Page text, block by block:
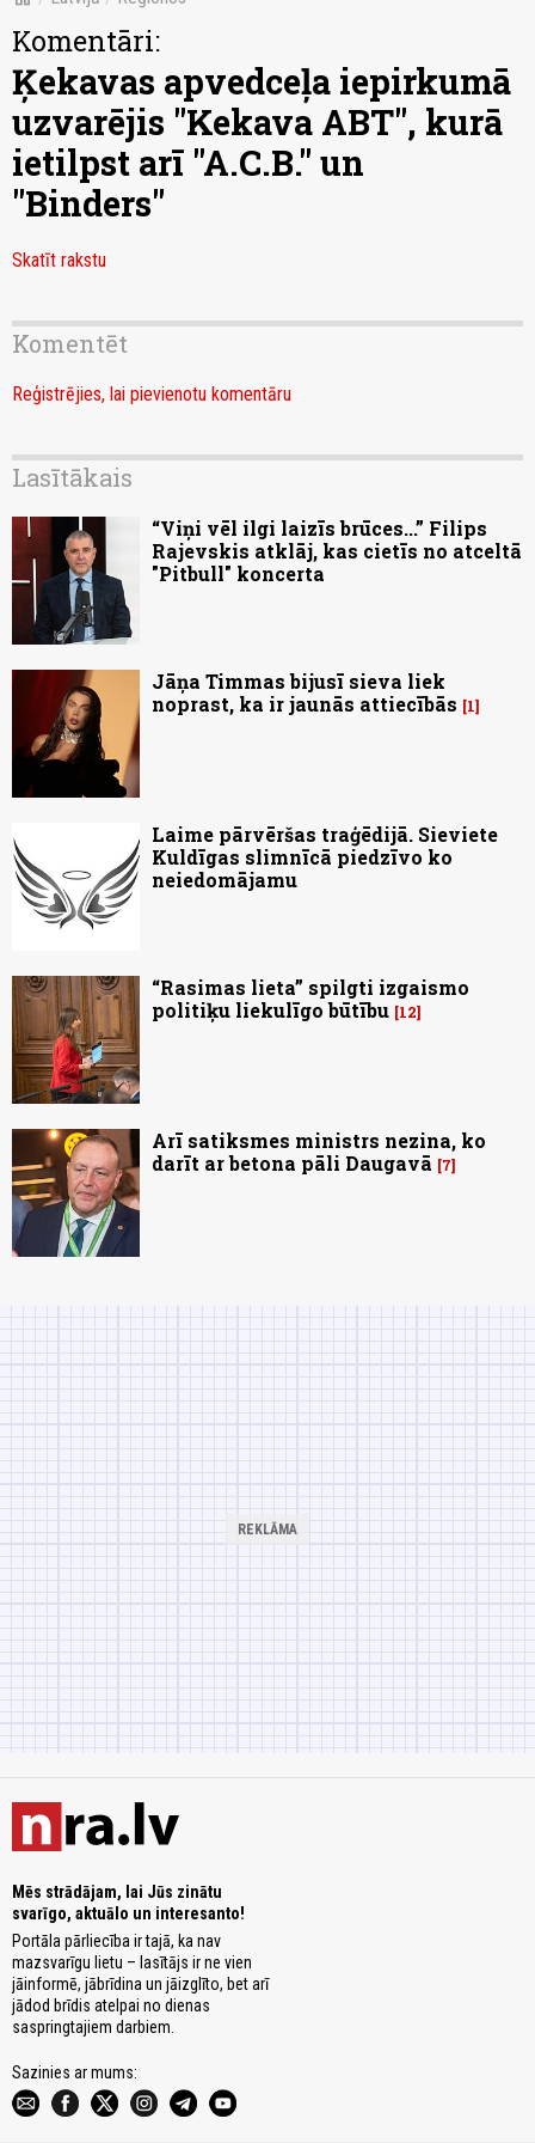
Komentāri:
Ķekavas apvedceļa iepirkumā
uzvarējis "Kekava ABT", kurā
ietilpst arī "A.C.B." un
"Binders"
Skatīt rakstu
Komentēt
Reģistrējies, lai pievienotu komentāru
Lasītākais
“Viņi vēl ilgi laizīs brūces...” Filips
Rajevskis atklāj, kas cietīs no atceltā
"Pitbull" koncerta
Jāņa Timmas bijusī sieva liek
noprast, ka ir jaunās attiecībās
1
Laime pārvēršas traģēdijā. Sieviete
Kuldīgas slimnīcā piedzīvo ko
neiedomājamu
“Rasimas lieta” spilgti izgaismo
politiķu liekulīgo būtību 12
Arī satiksmes ministrs nezina, ko
darīt ar betona pāli Daugavā
7
Mēs strādājam, lai Jūs zinātu
svarīgo, aktuālo un interesanto!
Portāla pārliecība ir tajā, ka nav
mazsvarīgu lietu – lasītājs ir ne vien
jāinformē, jābrīdina un jāizglīto, bet arī
jādod brīdis atelpai no dienas
saspringtajiem darbiem.
Sazinies ar mums: